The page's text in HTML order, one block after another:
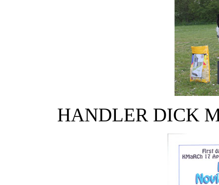
HANDLER DICK